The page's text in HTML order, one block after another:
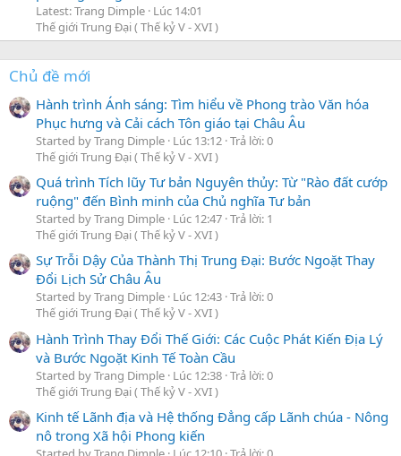
Latest: Trang Dimple Lúc 14:01
Thế giới Trung Đại ( Thế kỷ V - XVI )
Chủ đề mới
Hành trình Ánh sáng: Tìm hiểu về Phong trào Văn hóa
Phục hưng và Cải cách Tôn giáo tại Châu Âu
Started by Trang Dimple Lúc 13:12 Trả lời: 0
Thế giới Trung Đại ( Thế kỷ V - XVI )
Quá trình Tích lũy Tư bản Nguyên thủy: Từ "Rào đất cướp
ruộng" đến Bình minh của Chủ nghĩa Tư bản
Started by Trang Dimple Lúc 12:47 Trả lời: 1
Thế giới Trung Đại ( Thế kỷ V - XVI )
Sự Trỗi Dậy Của Thành Thị Trung Đại: Bước Ngoặt Thay
Đổi Lịch Sử Châu Âu
Started by Trang Dimple Lúc 12:43 Trả lời: 0
Thế giới Trung Đại ( Thế kỷ V - XVI )
Hành Trình Thay Đổi Thế Giới: Các Cuộc Phát Kiến Địa Lý
và Bước Ngoặt Kinh Tế Toàn Cầu
Started by Trang Dimple Lúc 12:38 Trả lời: 0
Thế giới Trung Đại ( Thế kỷ V - XVI )
Kinh tế Lãnh địa và Hệ thống Đẳng cấp Lãnh chúa - Nông
nô trong Xã hội Phong kiến